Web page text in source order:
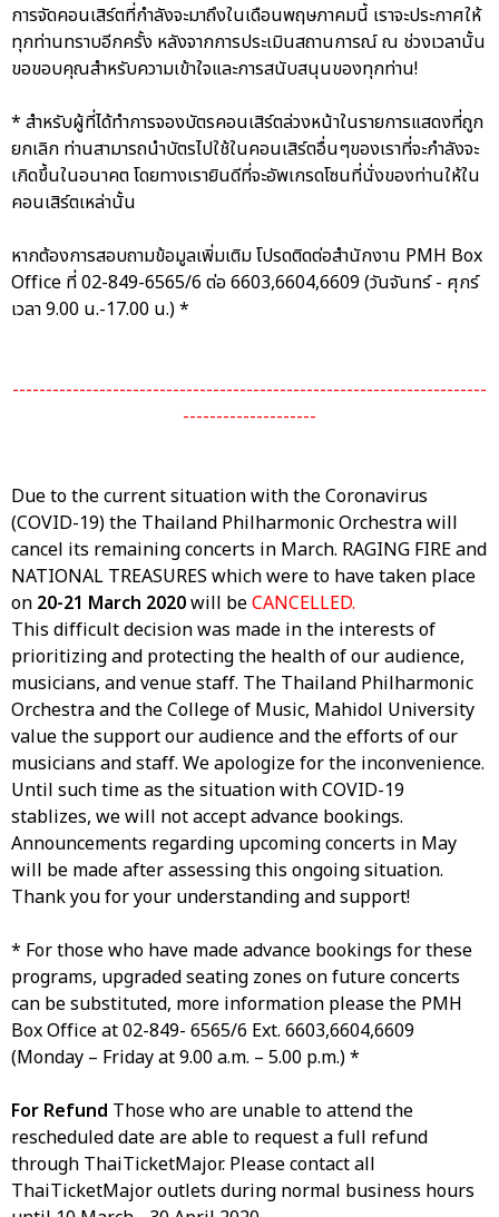
การจัดคอนเสิร์ตที่กำลังจะมาถึงในเดือนพฤษภาคมนี้ เราจะประกาศให้
ทุกท่านทราบอีกครั้ง หลังจากการประเมินสถานการณ์ ณ ช่วงเวลานั้น
ขอขอบคุณสำหรับความเข้าใจและการสนับสนุนของทุกท่าน!
* สำหรับผู้ที่ได้ทำการจองบัตรคอนเสิร์ตล่วงหน้าในรายการแสดงที่ถูก
ยกเลิก ท่านสามารถนำบัตรไปใช้ในคอนเสิร์ตอื่นๆของเราที่จะกำลังจะ
เกิดขึ้นในอนาคต โดยทางเรายินดีที่จะอัพเกรดโซนที่นั่งของท่านให้ใน
คอนเสิร์ตเหล่านั้น
หากต้องการสอบถามข้อมูลเพิ่มเติม โปรดติดต่อสำนักงาน PMH Box
Office ที่ 02-849-6565/6 ต่อ 6603,6604,6609 (วันจันทร์ - ศุกร์
เวลา 9.00 น.-17.00 น.) *
-----------------------------------------------------------------------
--------------------
Due to the current situation with the Coronavirus
(COVID-19) the Thailand Philharmonic Orchestra will
cancel its remaining concerts in March. RAGING FIRE and
NATIONAL TREASURES which were to have taken place
on 20-21 March 2020will beCANCELLED.
This difficult decision was made in the interests of
prioritizing and protecting the health of our audience,
musicians, and venue staff. The Thailand Philharmonic
Orchestra and the College of Music, Mahidol University
value the support our audience and the efforts of our
musicians and staff. We apologize for the inconvenience.
Until such time as the situation with COVID-19
stablizes, we will not accept advance bookings.
Announcements regarding upcoming concerts in May
will be made after assessing this ongoing situation.
Thank you for your understanding and support!
* For those who have made advance bookings for these
programs, upgraded seating zones on future concerts
can be substituted, more information please the PMH
Box Office at 02-849- 6565/6 Ext. 6603,6604,6609
(Monday – Friday at 9.00 a.m. – 5.00 p.m.) *
For Refund Those who are unable to attend the
rescheduled date are able to request a full refund
through ThaiTicketMajor. Please contact all
ThaiTicketMajor outlets during normal business hours